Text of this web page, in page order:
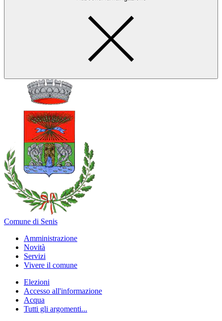
Comune di Senis
Amministrazione
Novità
Servizi
Vivere il comune
Elezioni
Accesso all'informazione
Acqua
Tutti gli argomenti...